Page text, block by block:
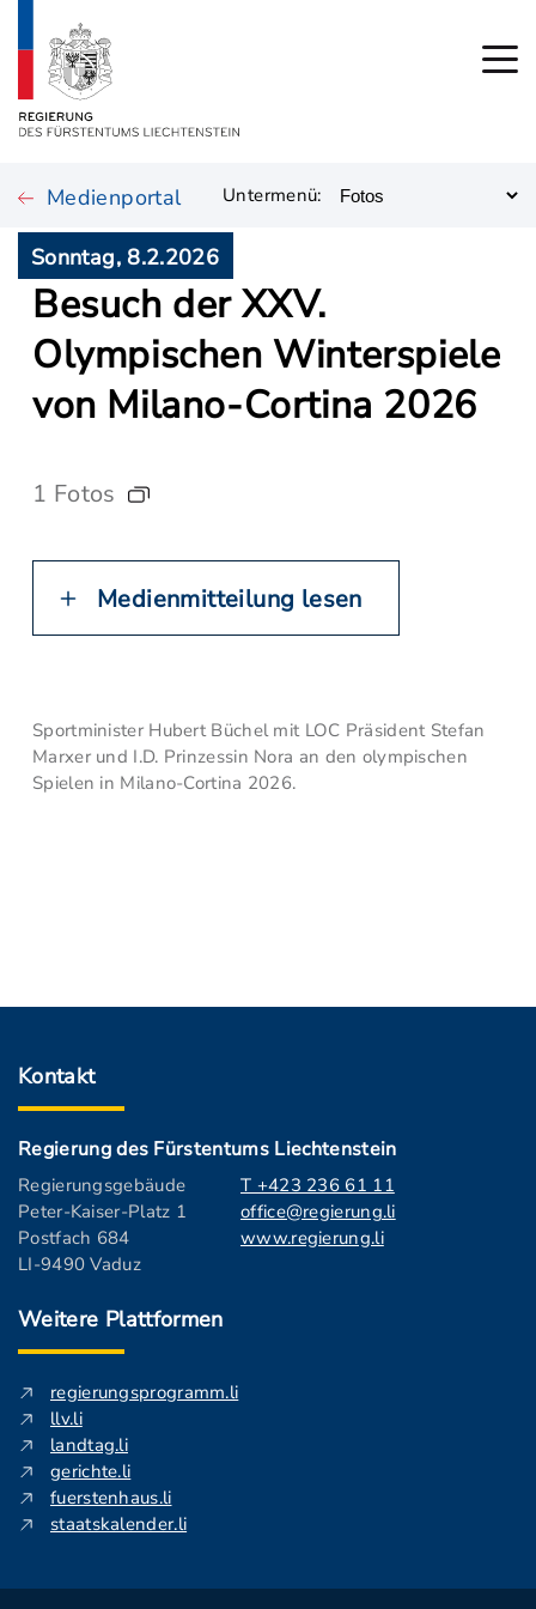
Medienportal Untermenü:
Sonntag, 8.2.2026
Besuch der XXV.
Olympischen Winterspiele
von Milano-Cortina 2026
1 Fotos
Medienmitteilung lesen
Sportminister Hubert Büchel mit LOC Präsident Stefan
Marxer und I.D. Prinzessin Nora an den olympischen
Spielen in Milano-Cortina 2026.
Kontakt
Regierung des Fürstentums Liechtenstein
Regierungsgebäude
Peter-Kaiser-Platz 1
Postfach 684
LI-9490 Vaduz
T +423 236 61 11
office@regierung.li
www.regierung.li
Weitere Plattformen
regierungsprogramm.li
llv.li
landtag.li
gerichte.li
fuerstenhaus.li
staatskalender.li